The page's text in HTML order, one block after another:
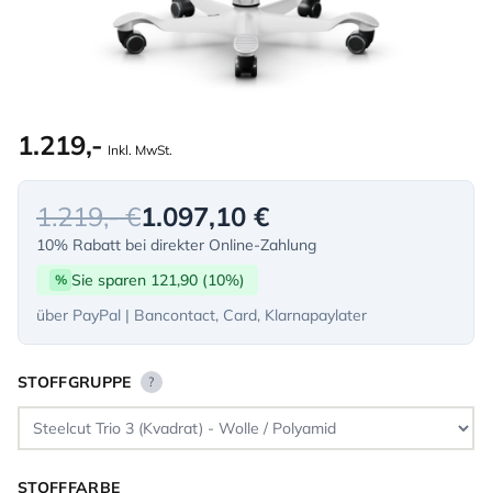
1.219,- Inkl. MwSt.
1.219,- €1.097,10 €
10% Rabatt bei direkter Online-Zahlung
% Sie sparen 121,90 (10%)
über PayPal | Bancontact, Card, Klarnapaylater
STOFFGRUPPE ?
STOFFFARBE